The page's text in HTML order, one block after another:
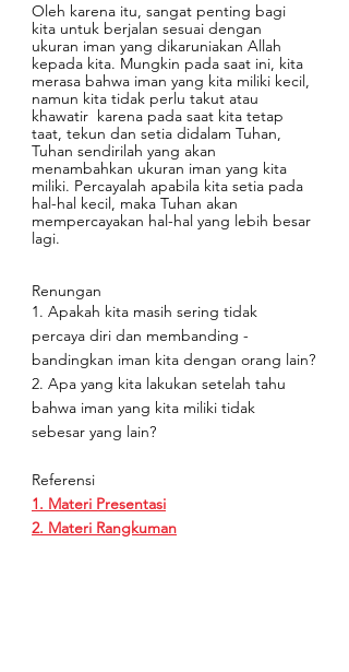
Oleh karena itu, sangat penting bagi
kita untuk berjalan sesuai dengan
ukuran iman yang dikaruniakan Allah
kepada kita. Mungkin pada saat ini, kita
merasa bahwa iman yang kita miliki kecil,
namun kita tidak perlu takut atau
khawatir  karena pada saat kita tetap
taat, tekun dan setia didalam Tuhan,
Tuhan sendirilah yang akan
menambahkan ukuran iman yang kita
miliki. Percayalah apabila kita setia pada
hal-hal kecil, maka Tuhan akan
mempercayakan hal-hal yang lebih besar
lagi.
Renungan
1. Apakah kita masih sering tidak
percaya diri dan membanding -
bandingkan iman kita dengan orang lain?
2. Apa yang kita lakukan setelah tahu
bahwa iman yang kita miliki tidak
sebesar yang lain?
Referensi
1. Materi Presentasi
2. Materi Rangkuman